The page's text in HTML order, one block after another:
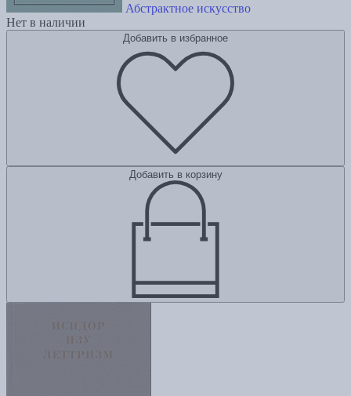
Абстрактное искусство
Нет в наличии
Добавить в избранное
Добавить в корзину